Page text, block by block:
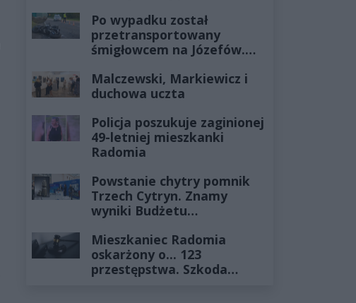
Po wypadku został
przetransportowany
śmigłowcem na Józefów.
żyłach
Malczewski, Markiewicz i
duchowa uczta
Policja poszukuje zaginionej
49-letniej mieszkanki
Radomia
Powstanie chytry pomnik
Trzech Cytryn. Znamy
wyniki Budżetu
Mieszkaniec Radomia
oskarżony o... 123
przestępstwa. Szkoda